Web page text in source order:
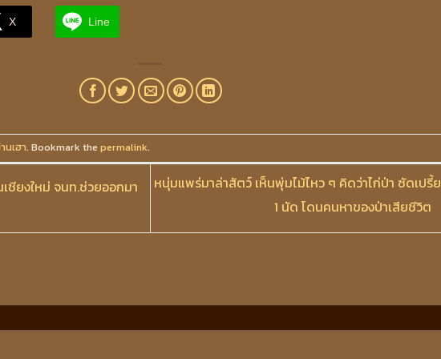
X Line
นเฮา. Bookmark the permalink.
ชียงใหม่ จนท.ช่วยออกมา
หนุ่มแพร่มาล่าสัตว์ เห็นพุ่มไม้ไหว ๆ คิดว่าไก่ป่า ซัดเปรี้
1 นัด โดนคนหาของป่าเสียชีวิต